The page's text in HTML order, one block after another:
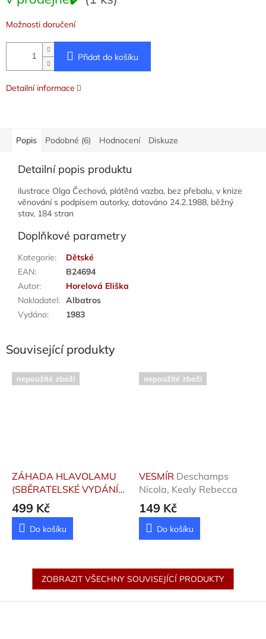
Možnosti doručení
Přidat do košíku
Detailní informace
Popis Podobné (6) Hodnocení Diskuze
Detailní popis produktu
ilustrace Olga Čechová, plátěná vazba, bez přebalu, v knize
věnování s podpisem autorky, datováno 24.2.1988, běžný
stav, 184 stran
Doplňkové parametry
Kategorie:
Dětské
EAN:
B24694
Autor:
Horelová Eliška
Nakladatel: Albatros
Vydáno: 1983
Související produkty
nepoužité zboží
ZÁHADA HLAVOLAMU
(SBĚRATELSKÉ VYDÁNÍ)
Foglar Jaroslav
499 Kč
Do košíku
nepoužité zboží
VESMÍR Deschamps
Nicola, Kealy Rebecca
149 Kč
Do košíku
ZOBRAZIT VŠECHNY SOUVISEJÍCÍ PRODUKTY